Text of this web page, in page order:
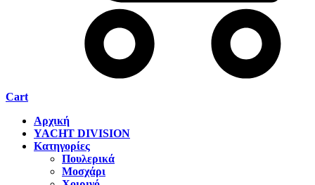
Cart
Αρχική
YACHT DIVISION
Κατηγορίες
Πουλερικά
Μοσχάρι